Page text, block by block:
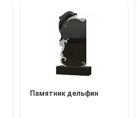
Памятник дельфин